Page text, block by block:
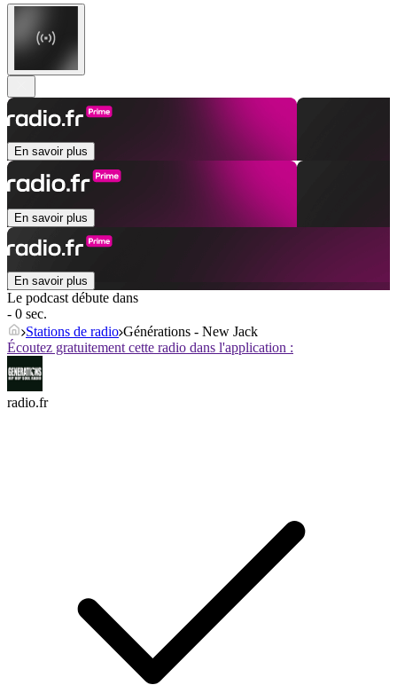
En savoir plus
En savoir plus
En savoir plus
Le podcast débute dans
- 0 sec.
Stations de radio Générations - New Jack
Écoutez gratuitement cette radio dans l'application :
radio.fr